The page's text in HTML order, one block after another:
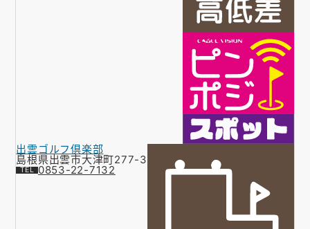
出雲ゴルフ倶楽部
島根県出雲市大津町277-3
0853-22-7132